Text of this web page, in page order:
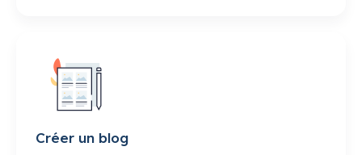
Créer un blog